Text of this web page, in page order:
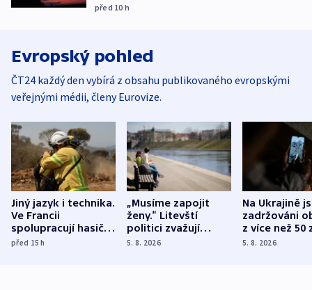
před 10 h
Evropský pohled
ČT24 každý den vybírá z obsahu publikovaného evropskými
veřejnými médii, členy Eurovize.
Jiný jazyk i technika.
Ve Francii
spolupracují hasiči z
různých zemí
před 15h
„Musíme zapojit
ženy.“ Litevští
politici zvažují
dohodu o
5. 8. 2026
Na Ukrajině
zadržováni
z více než 50
Bojovali na
5. 8. 2026